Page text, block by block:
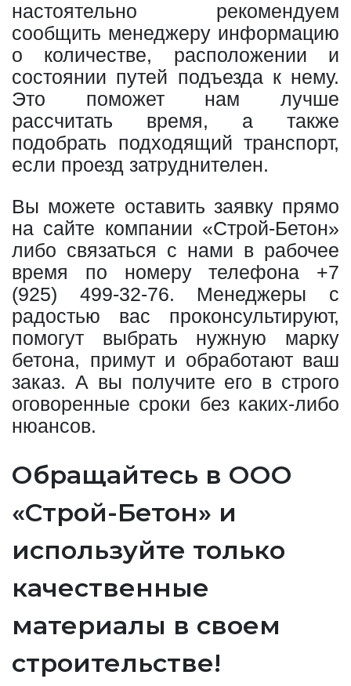
настоятельно рекомендуем
сообщить менеджеру информацию
о количестве, расположении и
состоянии путей подъезда к нему.
Это поможет нам лучше
рассчитать время, а также
подобрать подходящий транспорт,
если проезд затруднителен.
Вы можете оставить заявку прямо
на сайте компании «Строй-Бетон»
либо связаться с нами в рабочее
время по номеру телефона +7
(925) 499-32-76. Менеджеры с
радостью вас проконсультируют,
помогут выбрать нужную марку
бетона, примут и обработают ваш
заказ. А вы получите его в строго
оговоренные сроки без каких-либо
нюансов.
Обращайтесь в ООО
«Строй-Бетон» и
используйте только
качественные
материалы в своем
строительстве!